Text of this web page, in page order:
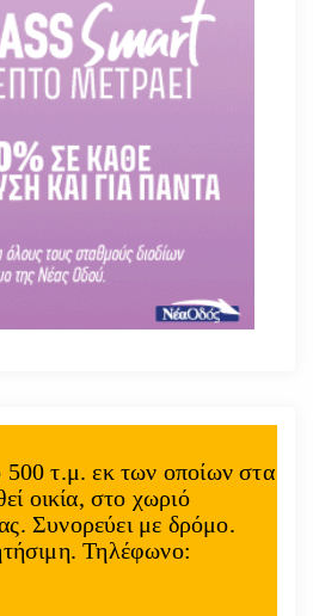
500 τ.μ. εκ των οποίων στα
οικία, στο χωριό
Συνορεύει με δρόμο.
Τηλέφωνο: